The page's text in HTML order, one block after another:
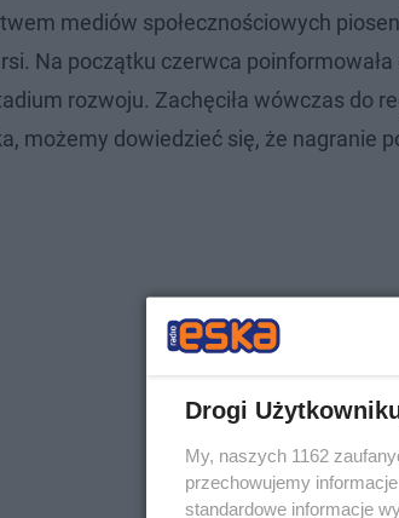
mediów społecznościowych
Na początku czerwca
rozwoju. Zachęciła wówczas do
możemy dowiedzieć się, że nagranie
Drogi
My, naszych 1162
przechowujemy
standardowe informacje